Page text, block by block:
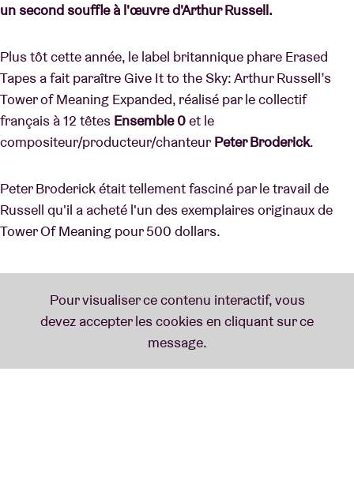
un second souffle à l'œuvre d'Arthur Russell.
Plus tôt cette année, le label britannique phare Erased
Tapes a fait paraître Give It to the Sky: Arthur Russell’s
Tower of Meaning Expanded, réalisé par le collectif
français à 12 têtes Ensemble 0et le
compositeur/producteur/chanteur Peter Broderick.
Peter Broderick était tellement fasciné par le travail de
Russell qu'il a acheté l'un des exemplaires originaux de
Tower Of Meaning pour 500 dollars.